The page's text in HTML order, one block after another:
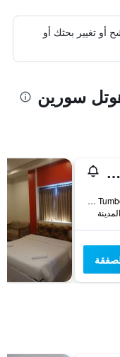
أو تغيير بحثك أو
سورين
سورين بوتيك هوتل
22/88 Municipality 3 Tumbol Naimueang, سورين, تايلاند